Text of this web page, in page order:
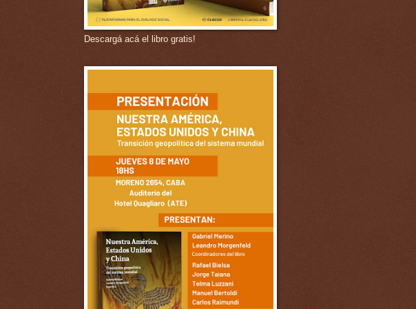
Descargá acá el libro gratis!